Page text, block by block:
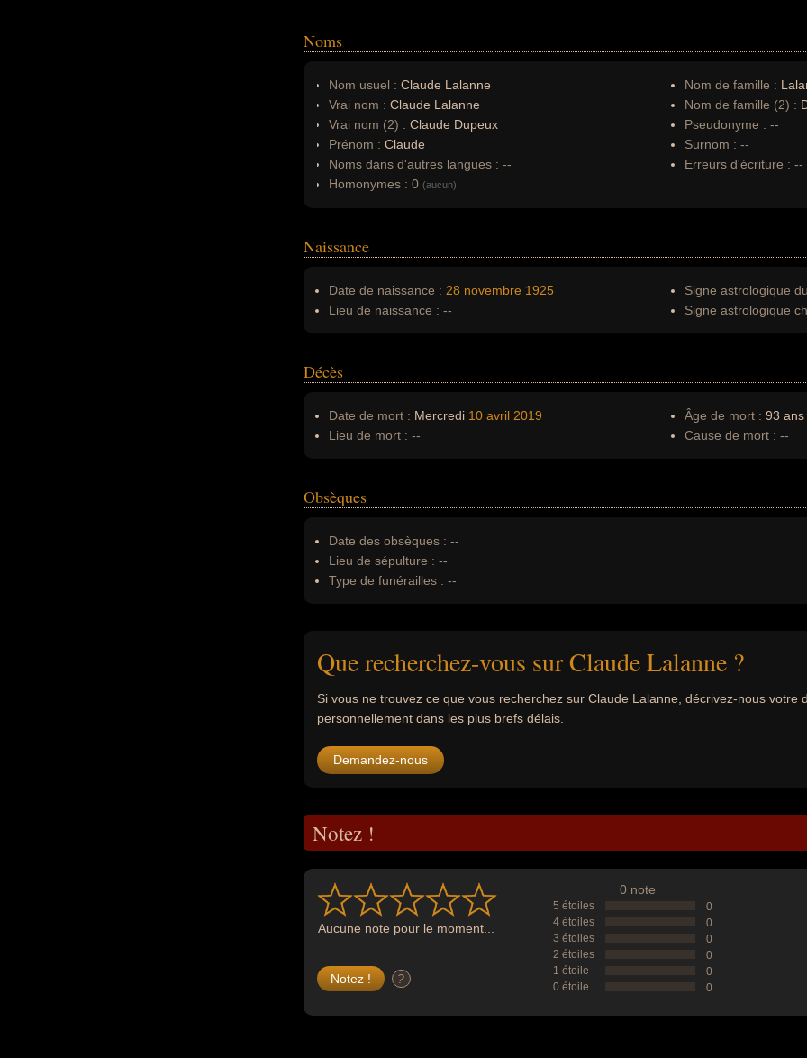
Noms
Nom usuel : Claude Lalanne
Vrai nom : Claude Lalanne
Vrai nom (2) : Claude Dupeux
Prénom : Claude
Noms dans d'autres langues : --
Homonymes : 0 (aucun)
Nom de famille :
Nom de famille (2) :
Pseudonyme : --
Surnom : --
Erreurs d'écriture : --
Naissance
Date de naissance : 28 novembre 1925
Lieu de naissance : --
Signe astrologique
Signe astrologique
Décès
Date de mort : Mercredi 10 avril 2019
Lieu de mort : --
Âge de mort : 93 ans
Cause de mort : --
Obsèques
Date des obsèques : --
Lieu de sépulture : --
Type de funérailles : --
Que recherchez-vous sur Claude Lalanne ?
Si vous ne trouvez ce que vous recherchez sur Claude Lalanne, décrivez-nous votre
personnellement dans les plus brefs délais.
Demandez-nous
Notez !
Aucune note pour le moment...
?
0 note
5 étoiles
0
4 étoiles
0
3 étoiles
0
2 étoiles
0
1 étoile
0
0 étoile
0